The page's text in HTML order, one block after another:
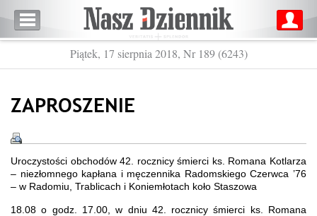
Piątek, 17 sierpnia 2018, Nr 189 (6243)
ZAPROSZENIE
Uroczystości obchodów 42. rocznicy śmierci ks. Romana Kotlarza
– niezłomnego kapłana i męczennika Radomskiego Czerwca ’76
– w Radomiu, Trablicach i Koniemłotach koło Staszowa
18.08 o godz. 17.00, w dniu 42. rocznicy śmierci ks. Romana